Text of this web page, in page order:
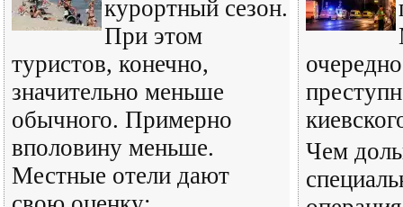
курортный сезон.
При этом
туристов, конечно,
значительно меньше
обычного. Примерно
вполовину меньше.
Местные отели дают
Чем